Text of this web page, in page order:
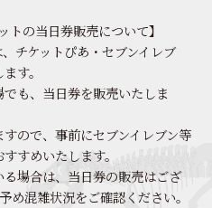
の当日券販売について】
チケットぴあ・セブンイレブ
す。
も、当日券を販売いたしま
ので、事前にセブンイレブン等
すめいたします。
場合は、当日券の販売はござ
混雑状況をご確認ください。